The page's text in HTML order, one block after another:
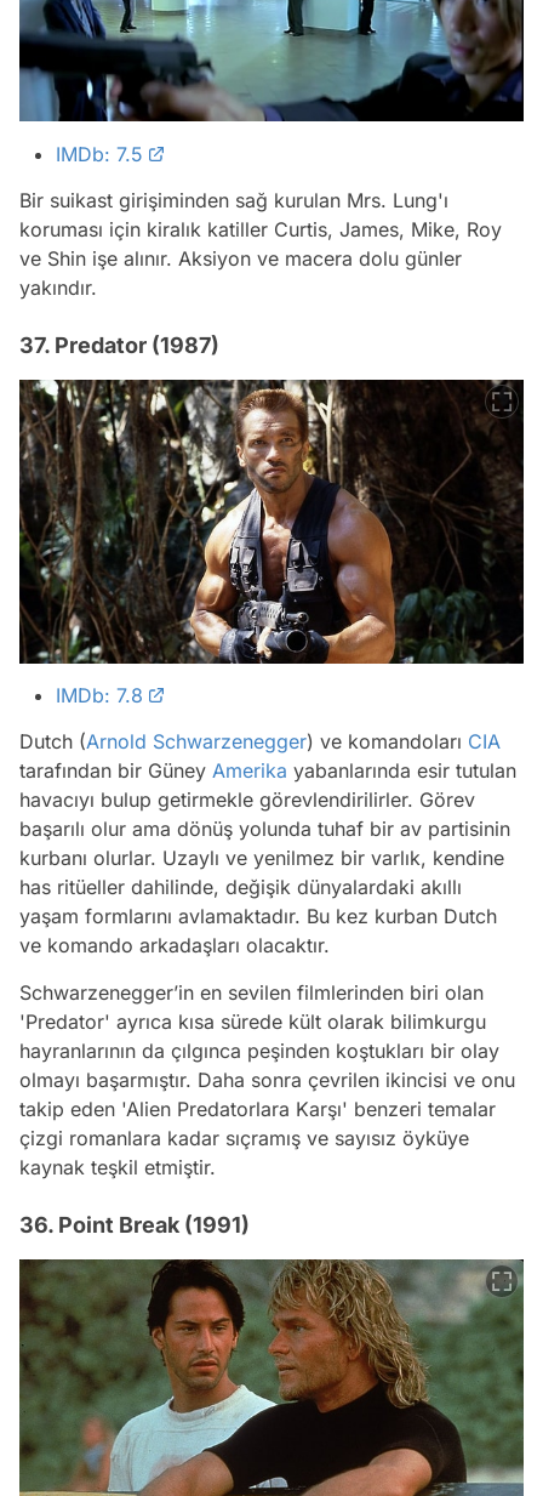
IMDb: 7.5
Bir suikast girişiminden sağ kurulan Mrs. Lung'ı
koruması için kiralık katiller Curtis, James, Mike, Roy
ve Shin işe alınır. Aksiyon ve macera dolu günler
yakındır.
37. Predator (1987)
IMDb: 7.8
Dutch (Arnold Schwarzenegger) ve komandoları CIA
tarafından bir Güney Amerika yabanlarında esir tutulan
havacıyı bulup getirmekle görevlendirilirler. Görev
başarılı olur ama dönüş yolunda tuhaf bir av partisinin
kurbanı olurlar. Uzaylı ve yenilmez bir varlık, kendine
has ritüeller dahilinde, değişik dünyalardaki akıllı
yaşam formlarını avlamaktadır. Bu kez kurban Dutch
ve komando arkadaşları olacaktır.
Schwarzenegger’in en sevilen filmlerinden biri olan
'Predator' ayrıca kısa sürede kült olarak bilimkurgu
hayranlarının da çılgınca peşinden koştukları bir olay
olmayı başarmıştır. Daha sonra çevrilen ikincisi ve onu
takip eden 'Alien Predatorlara Karşı' benzeri temalar
çizgi romanlara kadar sıçramış ve sayısız öyküye
kaynak teşkil etmiştir.
36. Point Break (1991)